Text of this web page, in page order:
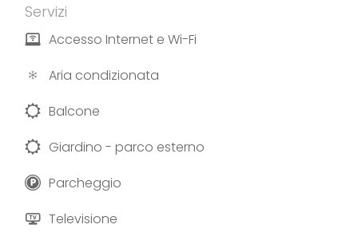
Servizi
Accesso Internet e Wi-Fi
Aria condizionata
Balcone
Giardino - parco esterno
Parcheggio
Televisione